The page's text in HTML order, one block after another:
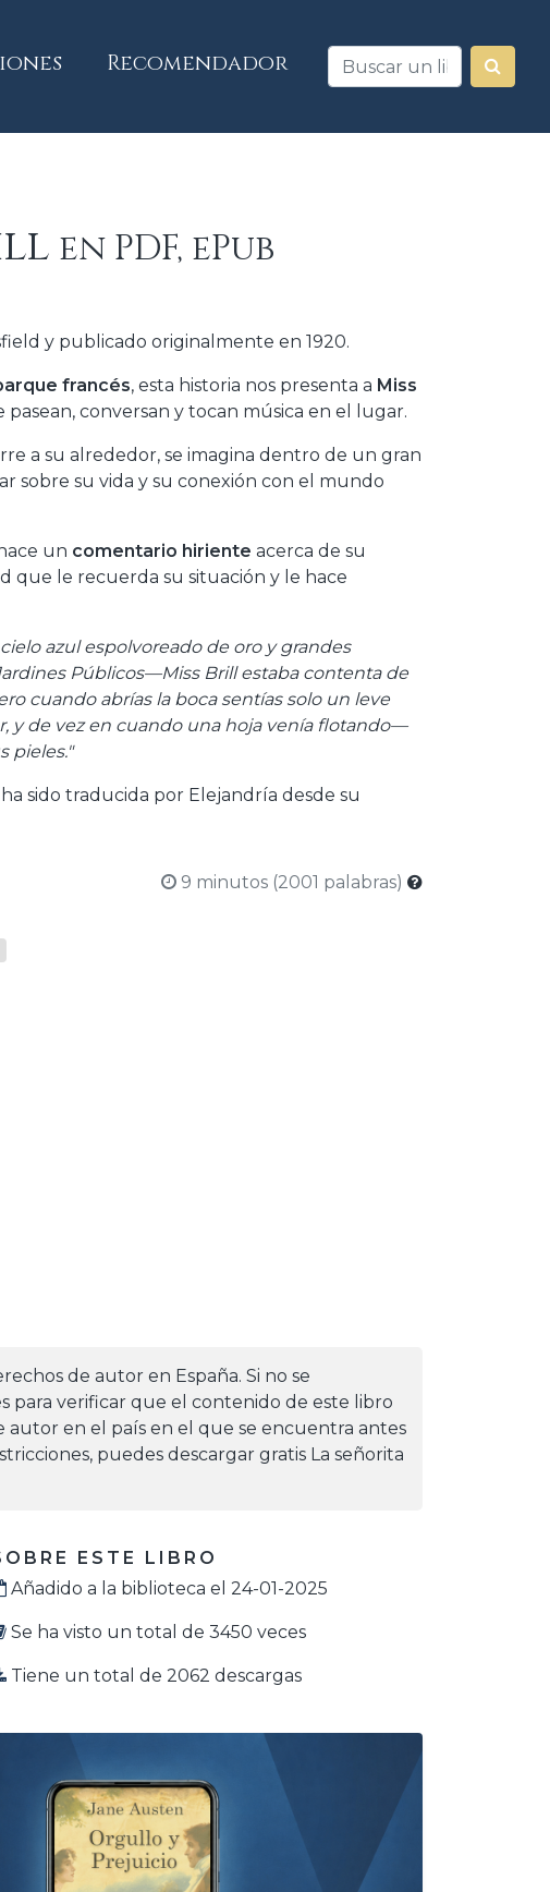
Recomendador
en PDF, ePub
y publicado originalmente en 1920.
francés, esta historia nos presenta a Miss
conversan y tocan música en el lugar.
a su alrededor, se imagina dentro de un gran
sobre su vida y su conexión con el mundo
un comentario hiriente acerca de su
que le recuerda su situación y le hace
azul espolvoreado de oro y grandes
Públicos—Miss Brill estaba contenta de
cuando abrías la boca sentías solo un leve
y de vez en cuando una hoja venía flotando—
pieles."
sido traducida por Elejandría desde su
9 minutos (2001 palabras)
de autor en España. Si no se
para verificar que el contenido de este libro
en el país en el que se encuentra antes
puedes descargar gratis La señorita
ESTE LIBRO
Añadido a la biblioteca el 24-01-2025
Se ha visto un total de 3450 veces
Tiene un total de 2062 descargas